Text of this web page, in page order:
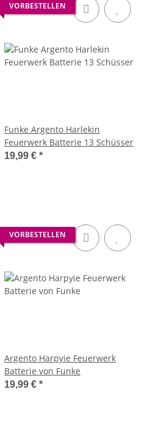
VORBESTELLEN
Funke Argento Harlekin
Feuerwerk Batterie 13 Schüsser
19,99 € *
VORBESTELLEN
Argento Harpyie Feuerwerk
Batterie von Funke
19,99 € *